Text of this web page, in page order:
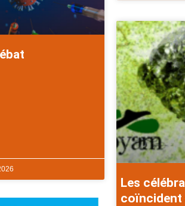
Les
coïncident